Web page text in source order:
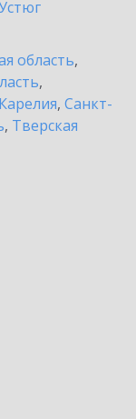
область,
,
, Санкт-
, Тверская